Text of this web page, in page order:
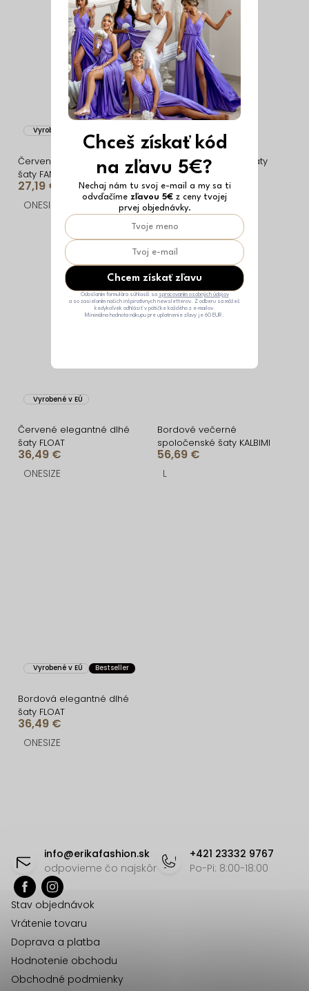
Vyrobené v EÚ
Červené spoločenské
šaty FANTAL s vlečkou
27,19 €
ONESIZE
Červené elegantné šaty
EDVIN s výstrihom
25,09 €
ONESIZE
Vyrobené v EÚ
Červené elegantné dlhé
šaty FLOAT
36,49 €
ONESIZE
Bordové večerné
spoločenské šaty KALBIMI
56,69 €
L
Vyrobené v EÚ Bestseller
Bordová elegantné dlhé
šaty FLOAT
36,49 €
ONESIZE
a
info@erikafashion.sk
odpovieme čo najskôr
+421 23332 9767
Po-Pi: 8:00-18:00
Stav objednávok
Vrátenie tovaru
Doprava a platba
Hodnotenie obchodu
Obchodné podmienky
Chceš získať kód
na zľavu 5€?
Nechaj nám tu svoj e-mail a my sa ti
odvďačíme zľavou 5€ z ceny tvojej
prvej objednávky.
Chcem získať zľavu
Odoslaním formulára súhlasíš sa spracovaním osobných údajov
a so zasielaním našich inšpiratívnych newsletterov. Z odberu sa môžeš
kedykoľvek odhlásiť v pätičke každého z e-mailov.
Minimálna hodnota nákupu pre uplatnenie zľavy je 60 EUR.